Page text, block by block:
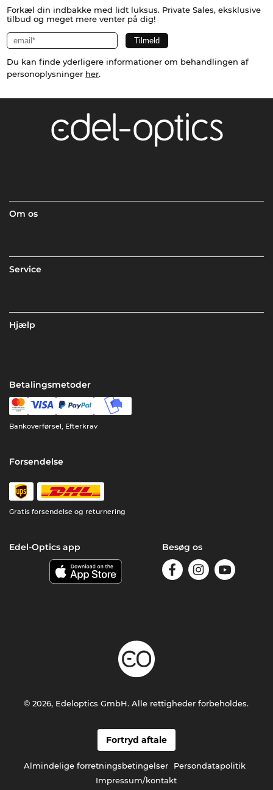
Forkæl din indbakke med lidt luksus. Private Sales, eksklusive
tilbud og meget mere venter på dig!
Du kan finde yderligere informationer om behandlingen af
personoplysninger her.
Om os
Service
Hjælp
Betalingsmetoder
Bankoverførsel, Efterkrav
Forsendelse
Gratis forsendelse og returnering
Edel-Optics app Besøg os
Fortryd aftale
Almindelige forretningsbetingelser
Persondatapolitik
Impressum/kontakt
© 2026, Edeloptics GmbH. Alle rettigheder forbeholdes.